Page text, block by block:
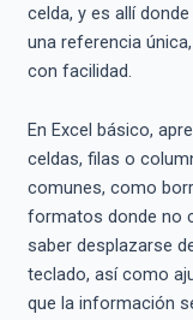
celda, y es allí
una referencia
con facilidad.
En Excel básico,
celdas, filas o
comunes, como
formatos donde no
saber desplazarse
teclado, así como
que la información